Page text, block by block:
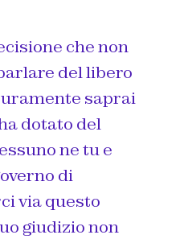
che non
del libero
saprai
dotato del
ne tu e
di
via questo
giudizio non